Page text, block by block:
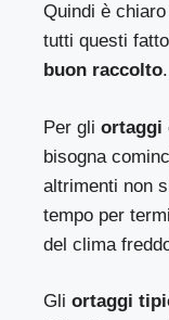
Quindi è
tutti questi
buon raccolto.
Per gli ortaggi
bisogna
altrimenti non
tempo per
del clima
Gliortaggi